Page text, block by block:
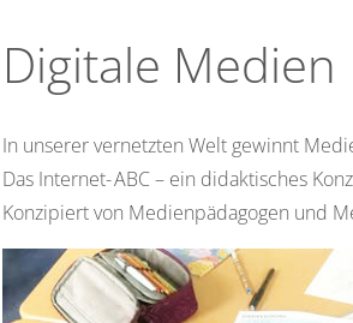
Digitale Medien
In unserer vernetzten Welt gewinnt
Das Internet- ABC – ein didaktisches
Konzipiert von Medienpädagogen und